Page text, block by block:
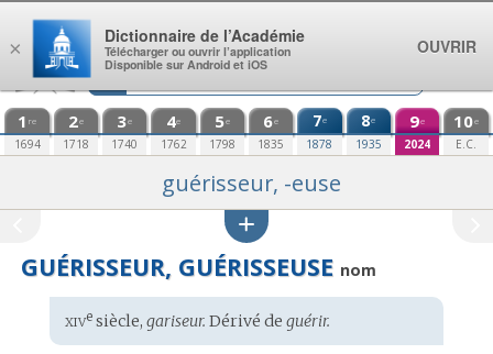
Aller au contenu
1 re
1694
2e
1718
3e
1740
4e
1762
5e
1798
6e
1835
7e
1878
8e
1935
9e
2024
10e
E.C.
guérisseur, -euse
GUÉRISSEUR, GUÉRISSEUSE nom
Étymologie
:
xivesiècle, gariseur. Dérivé de guérir.
×
Dictionnaire de l’Académie
Télécharger ou ouvrir l’application
Disponible sur Android et iOS
OUVRIR